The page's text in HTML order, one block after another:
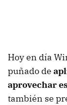
Hoy en día
puñado de
aprovechar
también se